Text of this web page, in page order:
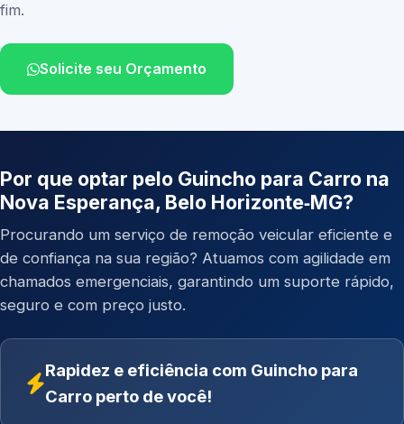
fim.
Solicite seu Orçamento
Por que optar pelo Guincho para Carro na
Nova Esperança, Belo Horizonte‑MG?
Procurando um serviço de remoção veicular eficiente e
de confiança na sua região? Atuamos com agilidade em
chamados emergenciais, garantindo um suporte rápido,
seguro e com preço justo.
Rapidez e eficiência com Guincho para
Carro perto de você!